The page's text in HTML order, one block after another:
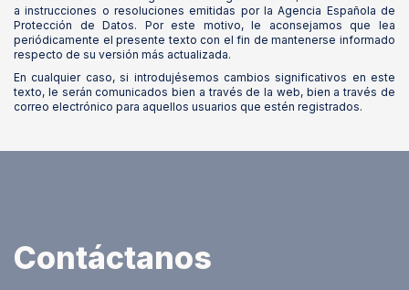
a instrucciones o resoluciones emitidas por la Agencia Española de
Protección de Datos. Por este motivo, le aconsejamos que lea
periódicamente el presente texto con el fin de mantenerse informado
respecto de su versión más actualizada.
En cualquier caso, si introdujésemos cambios significativos en este
texto, le serán comunicados bien a través de la web, bien a través de
correo electrónico para aquellos usuarios que estén registrados.
Contáctanos